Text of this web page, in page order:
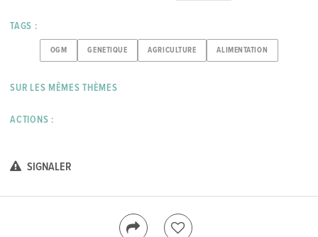
TAGS :
OGM GENETIQUE AGRICULTURE ALIMENTATION
SUR LES MÊMES THÈMES
ACTIONS :
SIGNALER